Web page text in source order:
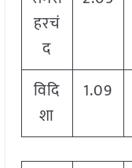
हरचं
द
विदि
शा
1.09